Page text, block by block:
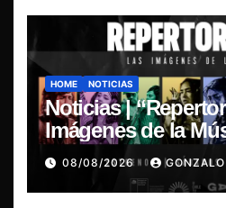
HOME NOTICIAS
Noticias |
Imágenes de la
la esencia del
nacional
08/08/2026